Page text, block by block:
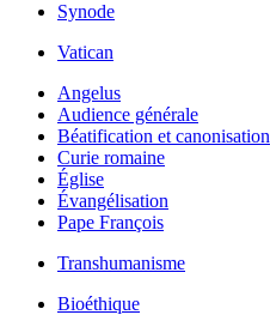
Synode
Vatican
Angelus
Audience générale
Béatification et canonisation
Curie romaine
Église
Évangélisation
Pape François
Transhumanisme
Bioéthique